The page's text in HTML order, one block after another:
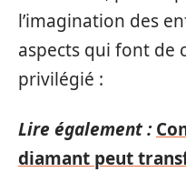
l’imagination des
aspects qui font de
privilégié :
Lire également :
diamant peut